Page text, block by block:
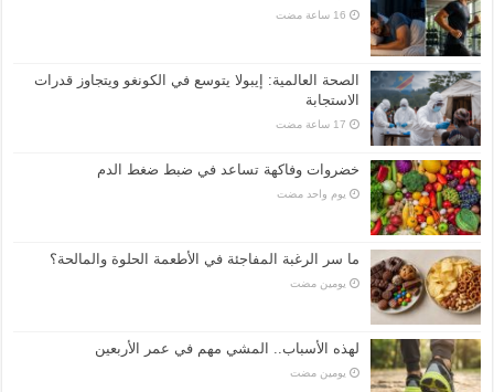
الصحة العالمية: إيبولا يتوسع في الكونغو ويتجاوز قدرات
الاستجابة
خضروات وفاكهة تساعد في ضبط ضغط الدم
‏يوم واحد مضت
ما سر الرغبة المفاجئة في الأطعمة الحلوة والمالحة؟
‏يومين مضت
لهذه الأسباب.. المشي مهم في عمر الأربعين
‏يومين مضت